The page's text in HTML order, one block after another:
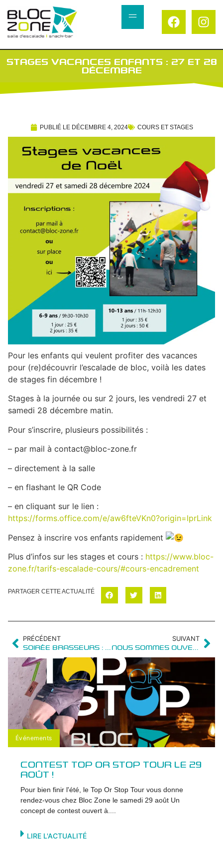
STAGES VACANCES ENFANTS : 27 ET 28
DÉCEMBRE
PUBLIÉ LE DÉCEMBRE 4, 2024 COURS ET STAGES
Pour les enfants qui veulent profiter des vacances
pour (re)découvrir l’escalade de bloc, voilà les dates
de stages fin décembre !
Stages à la journée ou sur 2 jours, les vendredi 27 et
samedi 28 décembre matin.
Pour s’inscrire, plusieurs possibilités :
– par mail à contact@bloc-zone.fr
– directement à la salle
– en flashant le QR Code
– en cliquant sur le lien :
https://forms.office.com/e/aw6fteVKn0?origin=lprLink
Pensez à inscrire vos enfants rapidement
Plus d’infos sur les stages et cours : https://www.bloc-
zone.fr/tarifs-escalade-cours/#cours-encadrement
PARTAGER CETTE ACTUALITÉ
PRÉCÉDENT
SOIRÉE BRASSEURS : VENDREDI 29 NOVEMBRE
SUIVANT
NOUS SOMMES OUVERTS PENDANT LES VACANCES DE NOËL, VENEZ GRIMPER !
Événements
CONTEST TOP OR STOP TOUR LE 29
AOÛT !
Pour bien finir l'été, le Top Or Stop Tour vous donne
rendez-vous chez Bloc Zone le samedi 29 août Un
concept de contest ouvert à....
LIRE L'ACTUALITÉ